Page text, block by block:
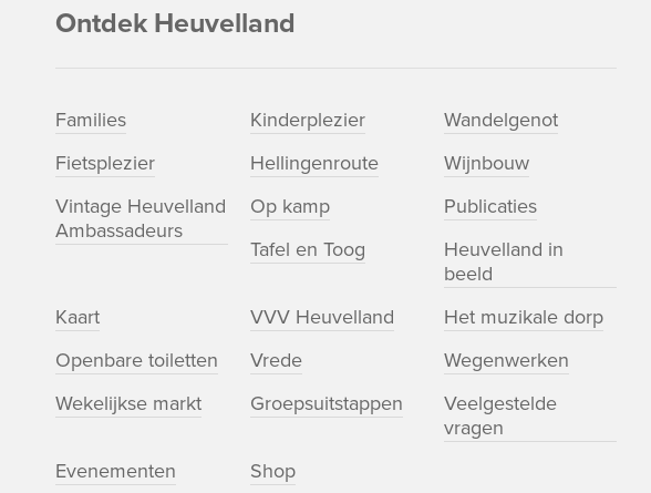
Ontdek Heuvelland
Families Kinderplezier
Wandelgenot
Fietsplezier
Hellingenroute
Wijnbouw
Vintage Heuvelland
Ambassadeurs
Op kamp
Publicaties
Tafel en Toog
Heuvelland in
beeld
Kaart
VVV Heuvelland
Het muzikale dorp
Openbare toiletten
Vrede
Wegenwerken
Wekelijkse markt
Groepsuitstappen
Veelgestelde
vragen
Evenementen
Shop